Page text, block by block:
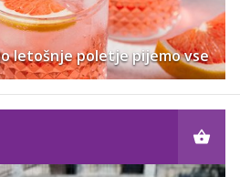
letošnje poletje pijemo vse